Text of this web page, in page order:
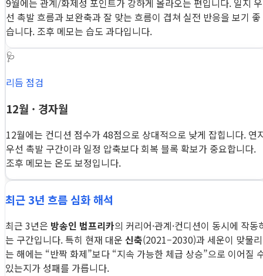
9월에는 관계/화제성 포인트가 강하게 올라오는 편입니다. 일지 우
선 촉발 흐름과 보완축과 잘 맞는 흐름이 겹쳐 실전 반응을 보기 좋
습니다. 조후 메모는 습도 과다입니다.
🩺
리듬 점검
12월 · 경자월
12월에는 컨디션 점수가 48점으로 상대적으로 낮게 잡힙니다. 연
우선 촉발 구간이라 일정 압축보다 회복 블록 확보가 중요합니다.
조후 메모는 온도 보정입니다.
최근 3년 흐름 심화 해석
최근 3년은 방송인 범프리카의 커리어·관계·컨디션이 동시에 작동
는 구간입니다. 특히 현재 대운 신축(2021–2030)과 세운이 맞물리
는 해에는 “반짝 화제”보다 “지속 가능한 체급 상승”으로 이어질
있는지가 성패를 가릅니다.